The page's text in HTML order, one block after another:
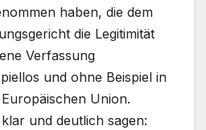
haben, die dem
die Legitimität
Verfassung
und ohne Beispiel in
Union.
und deutlich sagen: